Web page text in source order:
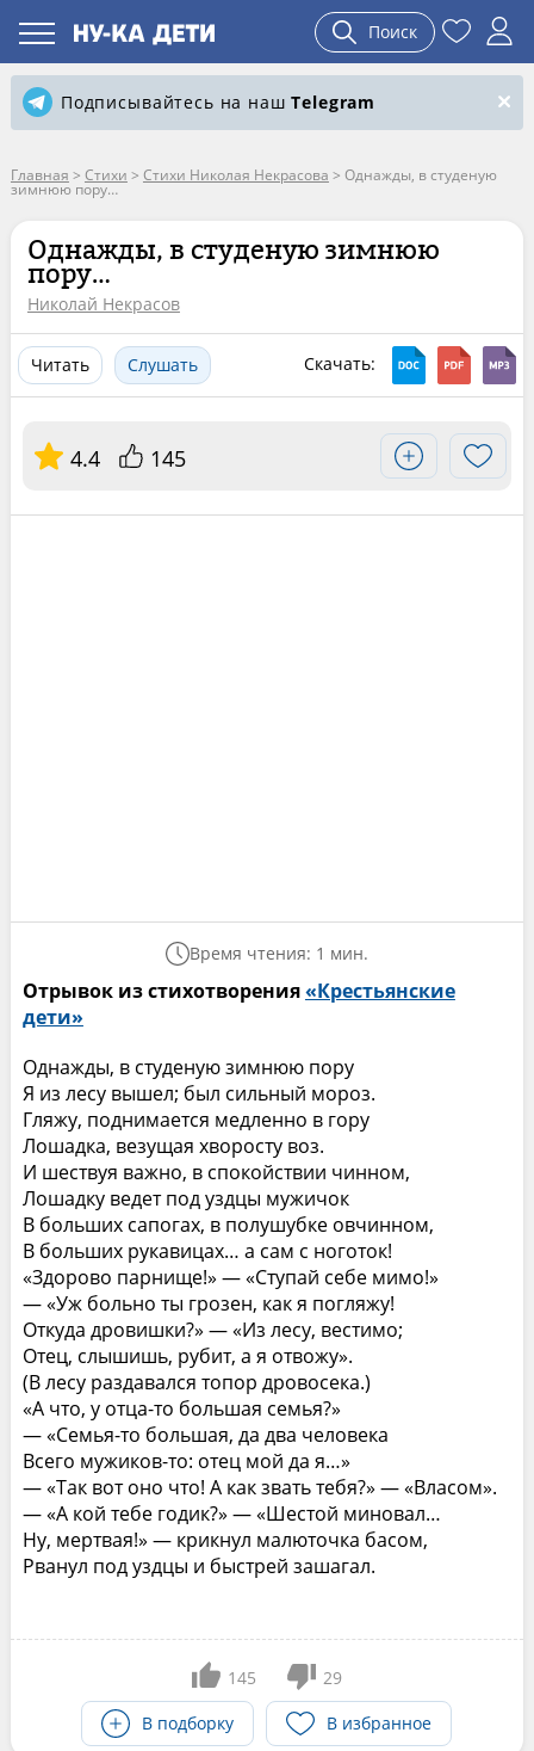
Поиск
Подписывайтесь на нашTelegram
Главная > Стихи > Стихи Николая Некрасова > Однажды, в студеную
зимнюю пору…
Однажды, в студеную зимнюю
пору…
Николай Некрасов
Читать Слушать Скачать:
4.4 145
Время чтения: 1 мин.
Отрывок из стихотворения«Крестьянские
дети»
Однажды, в студеную зимнюю пору
Я из лесу вышел; был сильный мороз.
Гляжу, поднимается медленно в гору
Лошадка, везущая хворосту воз.
И шествуя важно, в спокойствии чинном,
Лошадку ведет под уздцы мужичок
В больших сапогах, в полушубке овчинном,
В больших рукавицах… а сам с ноготок!
«Здорово парнище!» — «Ступай себе мимо!»
— «Уж больно ты грозен, как я погляжу!
Откуда дровишки?» — «Из лесу, вестимо;
Отец, слышишь, рубит, а я отвожу».
(В лесу раздавался топор дровосека.)
«А что, у отца-то большая семья?»
— «Семья-то большая, да два человека
Всего мужиков-то: отец мой да я…»
— «Так вот оно что! А как звать тебя?» — «Власом».
— «А кой тебе годик?» — «Шестой миновал…
Ну, мертвая!» — крикнул малюточка басом,
Рванул под уздцы и быстрей зашагал.
145
29
В подборку
В избранное